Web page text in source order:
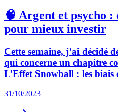
🧠 Argent et psycho :
pour mieux investir
Cette semaine, j’ai décidé
qui concerne un chapitre
L’Effet Snowball : les biais
31/10/2023